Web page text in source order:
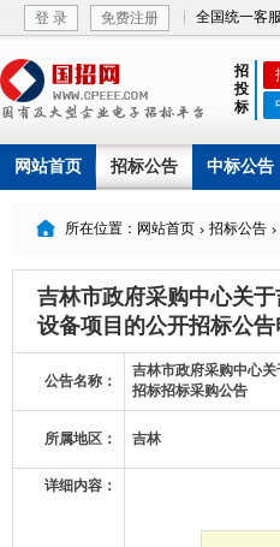
登 录 免费注册 全国统一客
招
投
标
网站首页 招标公告 中标公告
 所在位置：网站首页  招标公告 
吉林市政府采购中心关
设备项目的公开招标公
公告名称：
吉林市政府采购中心
招标招标采购公告
所属地区： 吉林
详细内容：